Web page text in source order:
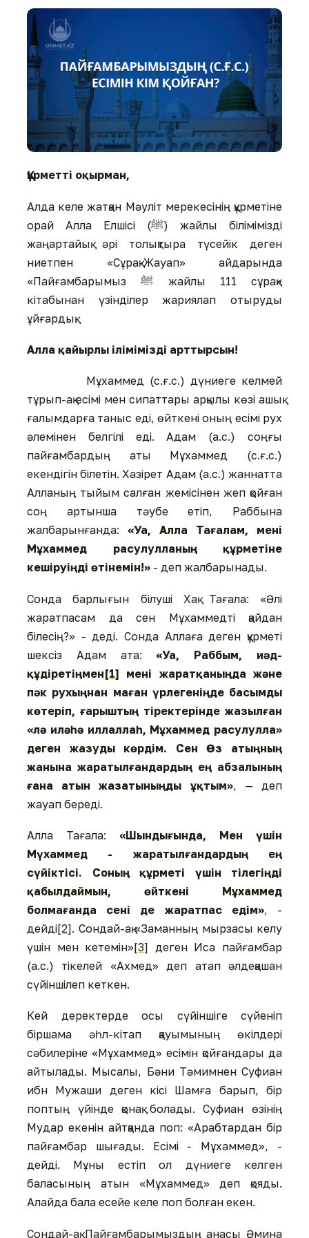
Құрметті оқырман,
Алда келе жатқан Мәуліт мерекесінің құрметіне
орай Алла Елшісі (ﷺ) жайлы білімімізді
жаңартайық әрі толықтыра түсейік деген
ниетпен «Сұрақ-Жауап» айдарында
«Пайғамбарымыз ﷺ жайлы 111 сұрақ»
кітабынан үзінділер жариялап отыруды
ұйғардық.
Алла қайырлы ілімімізді арттырсын!
Мұхаммед (с.ғ.с.) дүниеге келмей
тұрып-ақ есімі мен сипаттары арқылы көзі ашық
ғалымдарға таныс еді, өйткені оның есімі рух
әлемінен белгілі еді. Адам (а.с.) соңғы
пайғамбардың аты Мұхаммед (с.ғ.с.)
екендігін білетін. Хазірет Адам (а.с.) жаннатта
Алланың тыйым салған жемісінен жеп қойған
соң артынша тәубе етіп, Раббына
жалбарынғанда: «Уа, Алла Тағалам, мені
Мұхаммед расулулланың құрметіне
кешіруіңді өтінемін!» - деп жалбарынады.
Сонда барлығын білуші Хақ Тағала: «Әлі
жаратпасам да сен Мұхаммедті қайдан
білесің?» - деді. Сонда Аллаға деген құрметі
шексіз Адам ата: «Уа, Раббым, иәд-
құдіретіңмен[1] мені жаратқаныңда және
пәк рухыңнан маған үрлегеніңде басымды
көтеріп, ғарыштың тіректерінде жазылған
«лә иләһә иллаллаһ, Мұхаммед расулулла»
деген жазуды көрдім. Сен Өз атыңның
жанына жаратылғандардың ең абзалының
ғана атын жазатыныңды ұқтым», — деп
жауап береді.
Алла Тағала: «Шындығында, Мен үшін
Мүхаммед - жаратылғандардың ең
сүйіктісі. Соның құрметі үшін тілегіңді
қабылдаймын, өйткені Мұхаммед
болмағанда сені де жаратпас едім», -
дейді[2]. Сондай-ақ «Заманның мырзасы келу
үшін мен кетемін»[3] деген Иса пайғамбар
(а.с.) тікелей «Ахмед» деп атап әлдеқашан
сүйіншілеп кеткен.
Кей деректерде осы сүйіншіге сүйеніп
біршама әһл-кітап қауымының өкілдері
сәбилеріне «Мұхаммед» есімін қойғандары да
айтылады. Мысалы, Бәни Тәмимнен Суфиан
ибн Мужаши деген кісі Шамға барып, бір
поптың үйінде қонақ болады. Суфиан өзінің
Мудар екенін айтқанда поп: «Арабтардан бір
пайғамбар шығады. Есімі - Мұхаммед», -
дейді. Мұны естіп ол дүниеге келген
баласының атын «Мұхаммед» деп қояды.
Алайда бала есейе келе поп болған екен.
Сондай-ақ Пайғамбарымыздың анасы Әмина